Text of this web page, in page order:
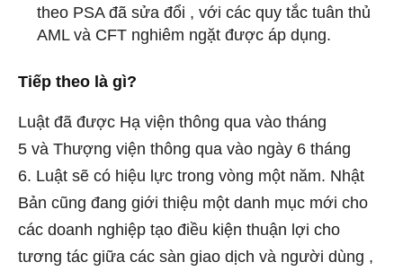
theo PSA đã sửa đổi , với các quy tắc tuân thủ
AML và CFT nghiêm ngặt được áp dụng.
Tiếp theo là gì?
Luật đã được Hạ viện thông qua vào tháng
5 và Thượng viện thông qua vào ngày 6 tháng
6. Luật sẽ có hiệu lực trong vòng một năm. Nhật
Bản cũng đang giới thiệu một danh mục mới cho
các doanh nghiệp tạo điều kiện thuận lợi cho
tương tác giữa các sàn giao dịch và người dùng ,